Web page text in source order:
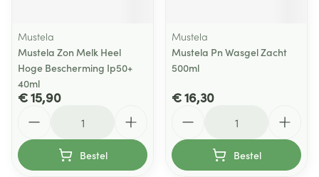
Mustela
Mustela Zon Melk Heel
Hoge Bescherming Ip50+
40ml
€ 15,90
Bestel
Mustela
Mustela Pn Wasgel Zacht
500ml
€ 16,30
Bestel